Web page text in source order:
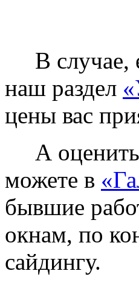
В случае,
наш раздел
цены вас
А оценить
можете в
бывшие
окнам, по
сайдингу.